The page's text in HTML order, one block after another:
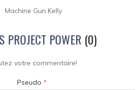
Machine Gun Kelly
PROJECT POWER (0)
votre commentaire!
Pseudo *